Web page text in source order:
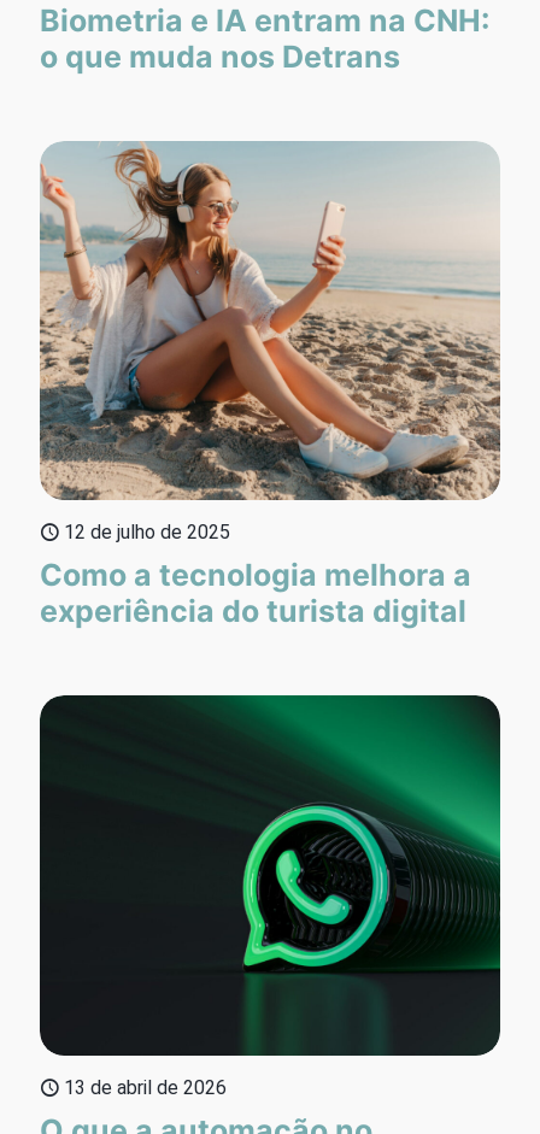
Biometria e IA entram na CNH:
o que muda nos Detrans
12 de julho de 2025
Como a tecnologia melhora a
experiência do turista digital
13 de abril de 2026